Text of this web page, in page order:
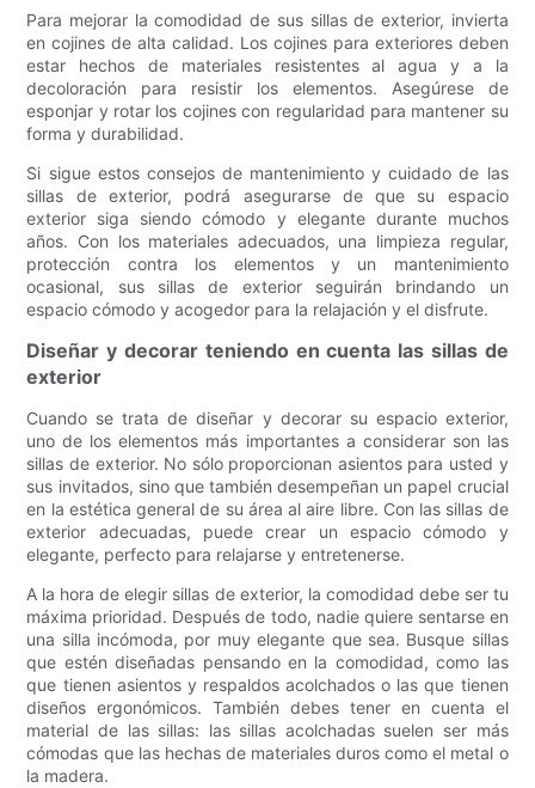
Para mejorar la comodidad de sus sillas de exterior, invierta
en cojines de alta calidad. Los cojines para exteriores deben
estar hechos de materiales resistentes al agua y a la
decoloración para resistir los elementos. Asegúrese de
esponjar y rotar los cojines con regularidad para mantener su
forma y durabilidad.
Si sigue estos consejos de mantenimiento y cuidado de las
sillas de exterior, podrá asegurarse de que su espacio
exterior siga siendo cómodo y elegante durante muchos
años. Con los materiales adecuados, una limpieza regular,
protección contra los elementos y un mantenimiento
ocasional, sus sillas de exterior seguirán brindando un
espacio cómodo y acogedor para la relajación y el disfrute.
Diseñar y decorar teniendo en cuenta las sillas de
exterior
Cuando se trata de diseñar y decorar su espacio exterior,
uno de los elementos más importantes a considerar son las
sillas de exterior. No sólo proporcionan asientos para usted y
sus invitados, sino que también desempeñan un papel crucial
en la estética general de su área al aire libre. Con las sillas de
exterior adecuadas, puede crear un espacio cómodo y
elegante, perfecto para relajarse y entretenerse.
A la hora de elegir sillas de exterior, la comodidad debe ser tu
máxima prioridad. Después de todo, nadie quiere sentarse en
una silla incómoda, por muy elegante que sea. Busque sillas
que estén diseñadas pensando en la comodidad, como las
que tienen asientos y respaldos acolchados o las que tienen
diseños ergonómicos. También debes tener en cuenta el
material de las sillas: las sillas acolchadas suelen ser más
cómodas que las hechas de materiales duros como el metal o
la madera.